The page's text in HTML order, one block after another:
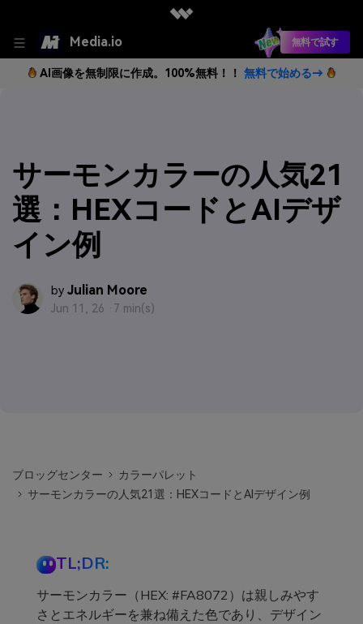
Media.io 無料で試す
AI画像を無制限に作成。100%無料！！ 無料で始める→
サーモンカラーの人気21
選：HEXコードとAIデザ
イン例
by Julian Moore
Jun 11, 26 · 7 min(s)
ブロッグセンター
カラーパレット
サーモンカラーの人気21選：HEXコードとAIデザイン例
TL;DR:
サーモンカラー（HEX: #FA8072）は親しみやす
さとエネルギーを兼ね備えた色であり、デザイン